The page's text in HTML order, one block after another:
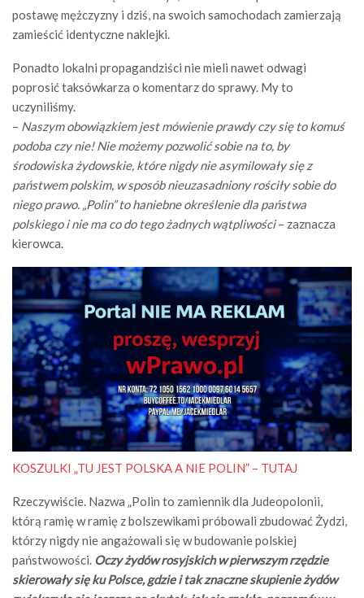
postawę mężczyzny i dziś, na swoich samochodach zamierzają
zamieścić identyczne naklejki.
Ponadto lokalni propagandziści nie mieli nawet odwagi
poprosić taksówkarza o komentarz do sprawy. My to
uczyniliśmy.
– Naszym obowiązkiem jest mówienie prawdy czy się to komuś
podoba czy nie! Nie możemy pozwolić sobie na to, by
środowiska żydowskie, które nigdy nie asymilowały się z
państwem polskim, w sposób nieuzasadniony rościły sobie do
niego prawo. „Polin” to haniebne określenie dla państwa
polskiego i nie ma co do tego żadnych wątpliwości– zaznacza
kierowca.
KOSZULKI „TU JEST POLSKA A NIE POLIN” – TUTAJ
Rzeczywiście. Nazwa „Polin to zamiennik dla Judeopolonii,
którą ramię w ramię z bolszewikami próbowali zbudować Żydzi,
którzy nigdy nie angażowali się w budowanie polskiej
państwowości. Oczy żydów rosyjskich w pierwszym rzędzie
skierowały się ku Polsce, gdzie i tak znaczne skupienie żydów